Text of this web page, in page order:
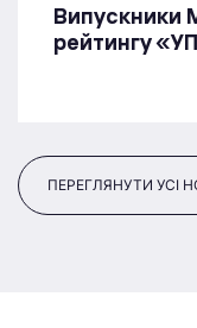
Випускники
рейтингу
ПЕРЕГЛЯНУТИ УСІ